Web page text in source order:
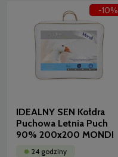
IDEALNY SEN Kołdra
Puchowa Letnia Puch
90% 200x200 MONDI
24 godziny
-10%